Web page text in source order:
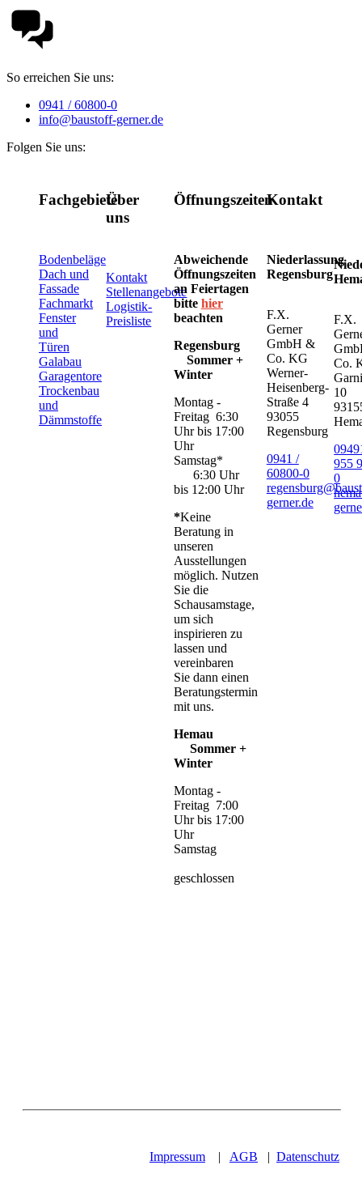
So erreichen Sie uns:
0941 / 60800-0
info@baustoff-gerner.de
Folgen Sie uns:
Fachgebiete
Bodenbeläge
Dach und
Fassade
Fachmarkt
Fenster
und
Türen
Galabau
Garagentore
Trockenbau
und
Dämmstoffe
Über
uns
Kontakt
Stellenangebote
Logistik-
Preisliste
Öffnungszeiten
Abweichende
Öffnungszeiten
an Feiertagen
bitte hier
beachten
Regensburg
Sommer +
Winter
Montag -
Freitag 6:30
Uhr bis 17:00
Uhr
Samstag*
6:30 Uhr
bis 12:00 Uhr
*Keine
Beratung in
unseren
Ausstellungen
möglich. Nutzen
Sie die
Schausamstage,
um sich
inspirieren zu
lassen und
vereinbaren
Sie dann einen
Beratungstermin
mit uns.
Hemau
Sommer +
Winter
Montag -
Freitag 7:00
Uhr bis 17:00
Uhr
Samstag
geschlossen
Kontakt
Niederlassung
Regensburg
F.X.
Gerner
GmbH &
Co. KG
Werner-
Heisenberg-
Straße 4
93055
Regensburg
0941 /
60800-0
gerner.de
F.X.
Co.
10
955
0
Impressum | AGB | Datenschutz